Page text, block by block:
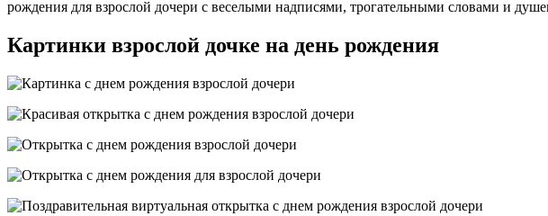
рождения для взрослой дочери с веселыми надписями, трогательными словами и
Картинки взрослой дочке на день рождения